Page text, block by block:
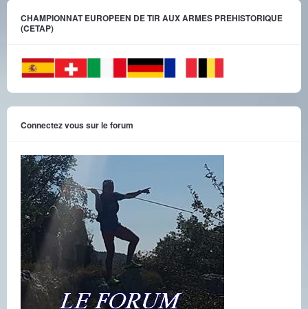
CHAMPIONNAT EUROPEEN DE TIR AUX ARMES PREHISTORIQUE
(CETAP)
Connectez vous sur le forum